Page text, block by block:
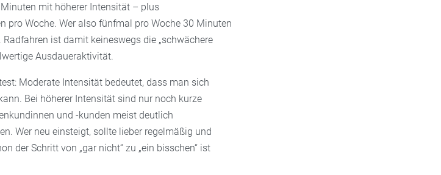
mit höherer Intensität – plus
pro Woche. Wer also fünfmal pro Woche 30 Minuten
ist damit keineswegs die „schwächere
Ausdaueraktivität.
Moderate Intensität bedeutet, dass man sich
Bei höherer Intensität sind nur noch kurze
und -kunden meist deutlich
Wer neu einsteigt, sollte lieber regelmäßig und
der Schritt von „gar nicht“ zu „ein bisschen“ ist